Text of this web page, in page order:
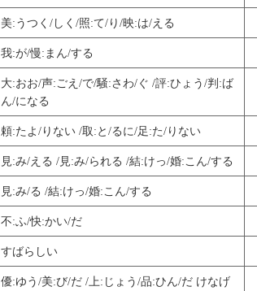
美:うつく/しく/照:て/り/映:は/える
我:が/慢:まん/する
大:おお/声:ごえ/で/騒:さわ/ぐ /評:ひょう/判:ば
ん/になる
頼:たよ/りない /取:と/るに/足:た/りない
見:み/える /見:み/られる /結:けっ/婚:こん/する
見:み/る /結:けっ/婚:こん/する
不:ふ/快:かい/だ
すばらしい
優:ゆう/美:び/だ /上:じょう/品:ひん/だ けなげ